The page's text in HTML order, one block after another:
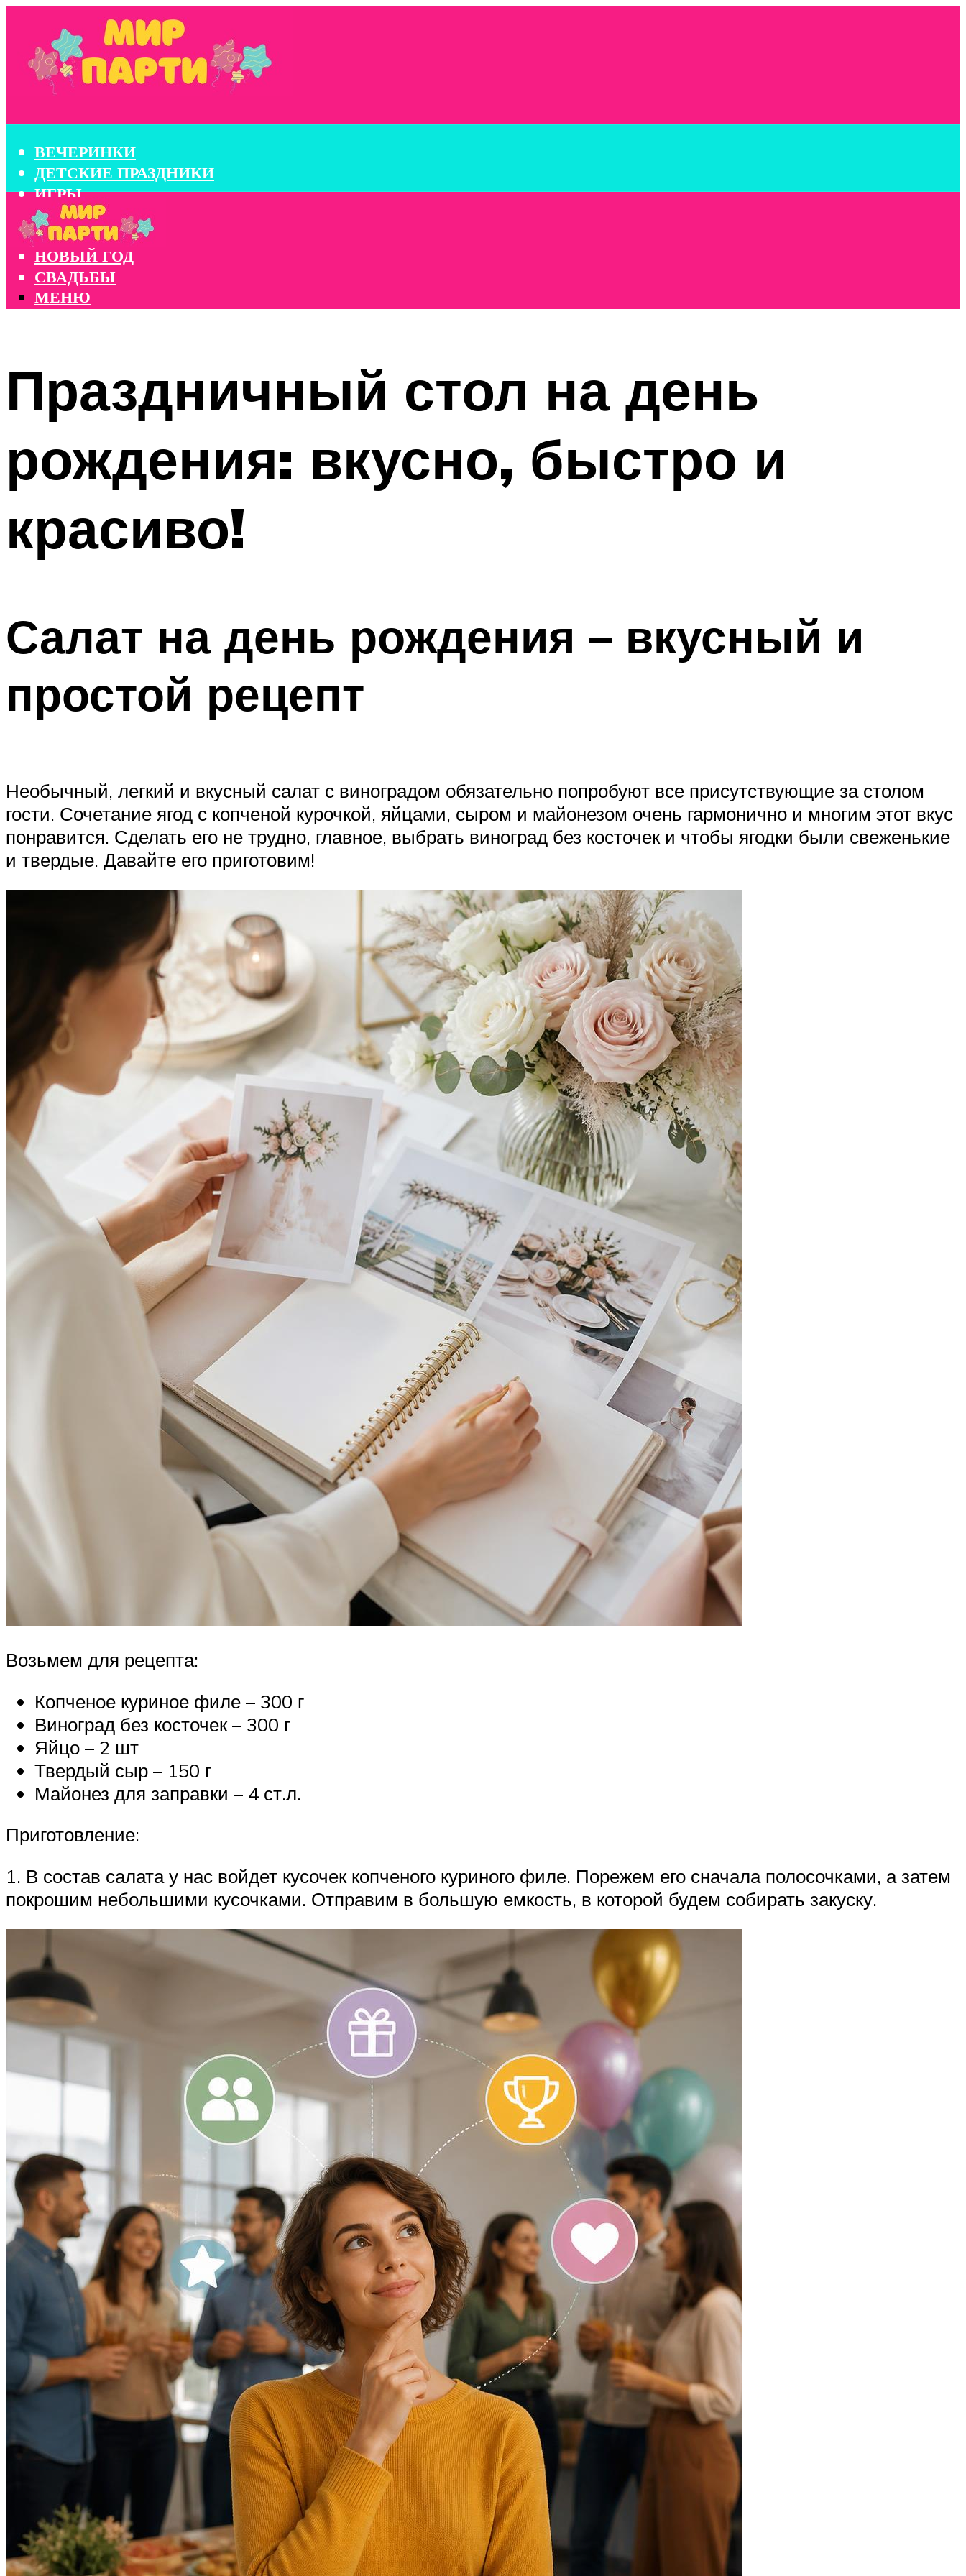
ВЕЧЕРИНКИ
ДЕТСКИЕ ПРАЗДНИКИ
ИГРЫ
КОНКУРСЫ
КОРПОРАТИВЫ
НОВЫЙ ГОД
СВАДЬБЫ
МЕНЮ
Праздничный стол на день
рождения: вкусно, быстро и
красиво!
Салат на день рождения – вкусный и
простой рецепт
Необычный, легкий и вкусный салат с виноградом обязательно попробуют все присутствующие за столом
гости. Сочетание ягод с копченой курочкой, яйцами, сыром и майонезом очень гармонично и многим этот вкус
понравится. Сделать его не трудно, главное, выбрать виноград без косточек и чтобы ягодки были свеженькие
и твердые. Давайте его приготовим!
Возьмем для рецепта:
Копченое куриное филе – 300 г
Виноград без косточек – 300 г
Яйцо – 2 шт
Твердый сыр – 150 г
Майонез для заправки – 4 ст.л.
Приготовление:
1. В состав салата у нас войдет кусочек копченого куриного филе. Порежем его сначала полосочками, а затем
покрошим небольшими кусочками. Отправим в большую емкость, в которой будем собирать закуску.